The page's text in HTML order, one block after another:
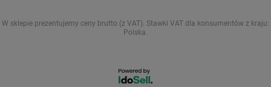
W sklepie prezentujemy ceny brutto (z VAT). Stawki VAT dla konsumentów z kraju:
Polska